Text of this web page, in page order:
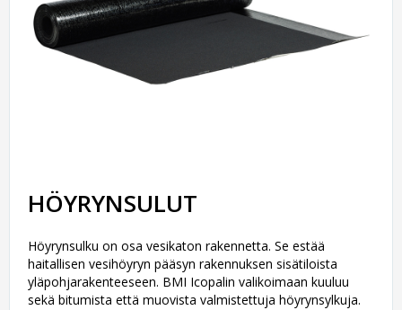
HÖYRYNSULUT
Höyrynsulku on osa vesikaton rakennetta. Se estää
haitallisen vesihöyryn pääsyn rakennuksen sisätiloista
yläpohjarakenteeseen. BMI Icopalin valikoimaan kuuluu
sekä bitumista että muovista valmistettuja höyrynsylkuja.